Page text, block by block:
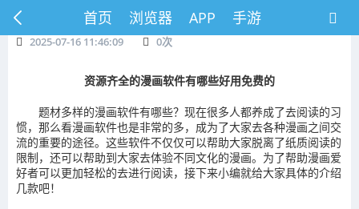
首页 浏览器 APP 手游
2025-07-16 11:46:09 0次
资源齐全的漫画软件有哪些好用免费的
题材多样的漫画软件有哪些？现在很多人都养成了去阅读的习
惯，那么看漫画软件也是非常的多，成为了大家去各种漫画之间交
流的重要的途径。这些软件不仅仅可以帮助大家脱离了纸质阅读的
限制，还可以帮助到大家去体验不同文化的漫画。为了帮助漫画爱
好者可以更加轻松的去进行阅读，接下来小编就给大家具体的介绍
几款吧！